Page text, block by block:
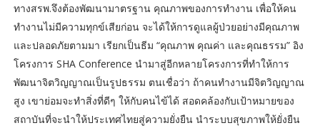
ทางสรพ.จึงต้องพัฒนามาตรฐาน คุณภาพของการทำงาน เพื่อให้คน
ทำงานไม่มีความทุกข์เสียก่อน จะได้ให้การดูแลผู้ป่วยอย่างมีคุณภาพ
และปลอดภัยตามมา เรียกเป็นธีม “คุณภาพ คุณค่า และคุณธรรม” อิง
โครงการ SHA Conference นำมาสู่อีกหลายโครงการที่ทำให้การ
พัฒนาจิตวิญญาณเป็นรูปธรรม ตนเชื่อว่า ถ้าคนทำงานมีจิตวิญญาณ
สูง เขาย่อมจะทำสิ่งที่ดีๆ ให้กับคนไข้ได้ สอดคล้องกับเป้าหมายของ
สถาบันที่จะนำให้ประเทศไทยสู่ความยั่งยืน นำระบบสุขภาพให้ยั่งยืน